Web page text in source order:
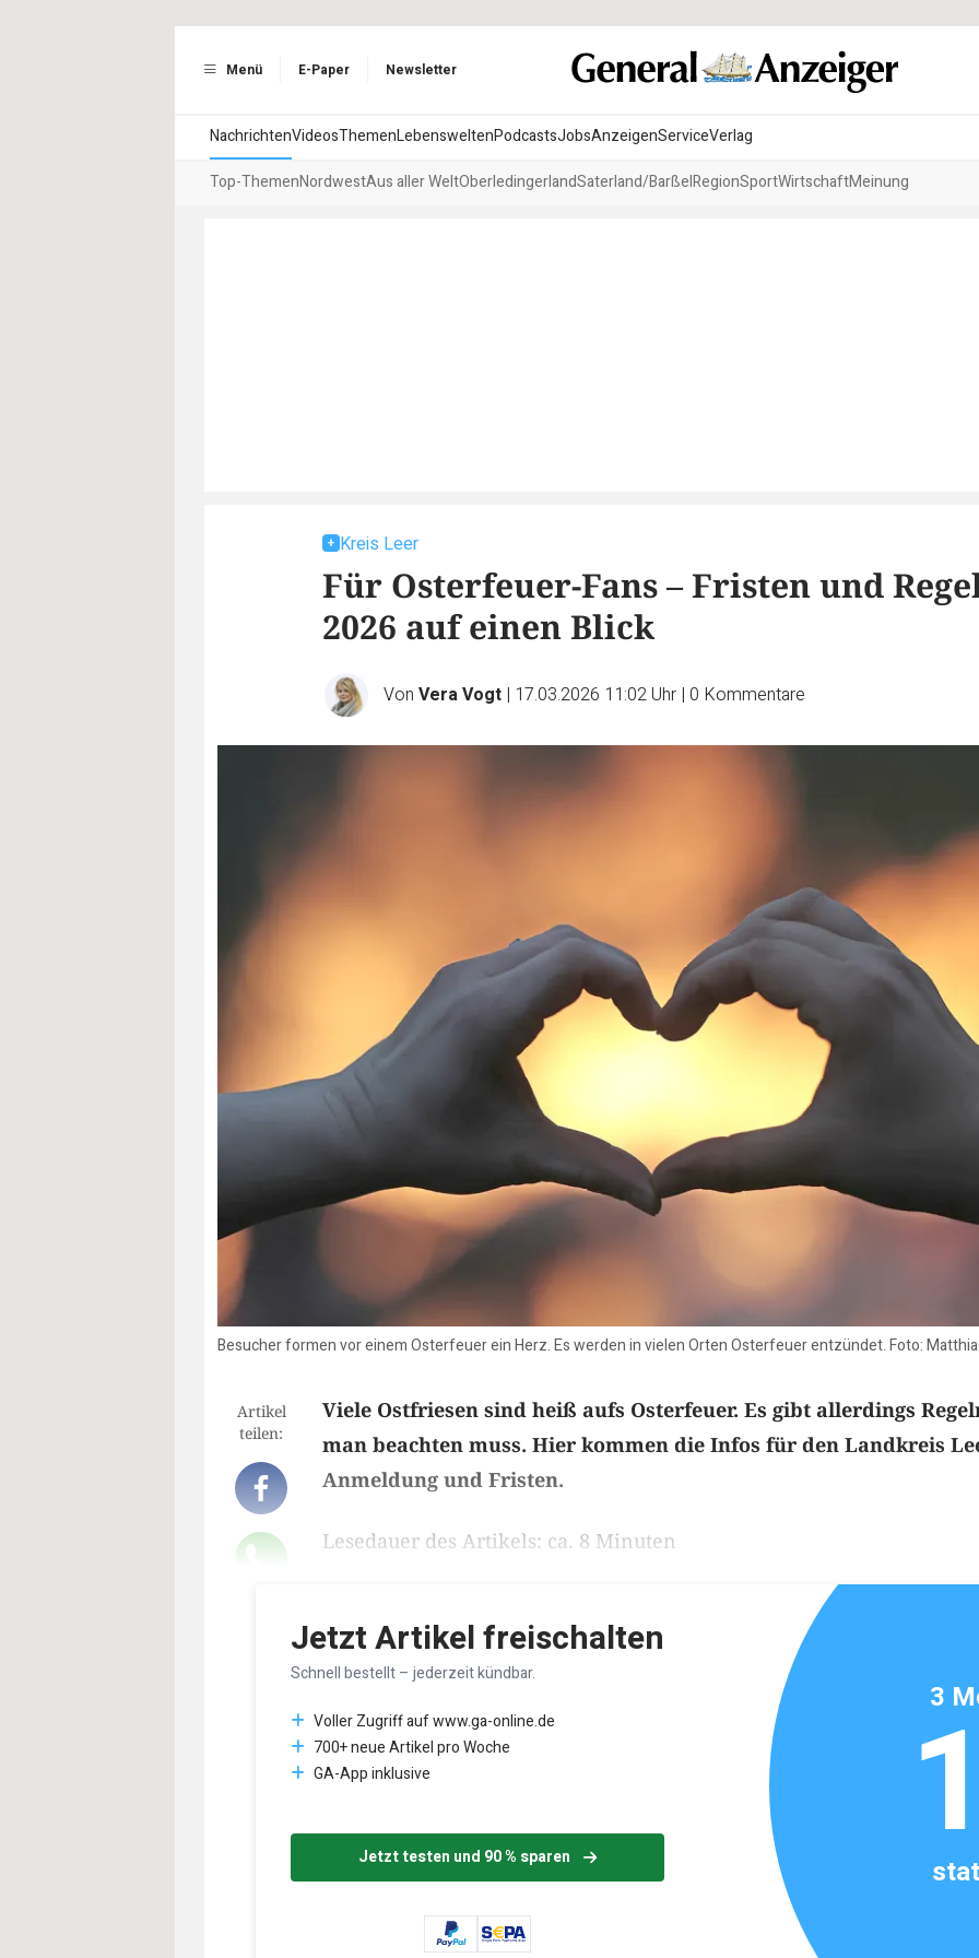
Menü E-Paper Newsletter
NachrichtenVideosThemenLebensweltenPodcastsJobsAnzeigenServiceVerlag
Top-ThemenNordwestAus aller WeltOberledingerlandSaterland/BarßelRegionSportWirtschaftMeinung
Kreis Leer
Für Osterfeuer-Fans – Fristen und
2026 auf einen Blick
Von Vera Vogt | 17.03.2026 11:02 Uhr | 0 Kommentare
Besucher formen vor einem Osterfeuer ein Herz. Es werden in vielen Orten Osterfeuer entzündet. Foto:
Artikel
teilen:
Viele Ostfriesen sind heiß aufs Osterfeuer. Es gibt allerdings
man beachten muss. Hier kommen die Infos für den Landkreis
Anmeldung und Fristen.
Lesedauer des Artikels: ca. 8 Minuten
Jetzt Artikel freischalten
Schnell bestellt – jederzeit kündbar.
Voller Zugriff auf www.ga-online.de
700+ neue Artikel pro Woche
GA-App inklusive
Jetzt testen und 90 % sparen
3